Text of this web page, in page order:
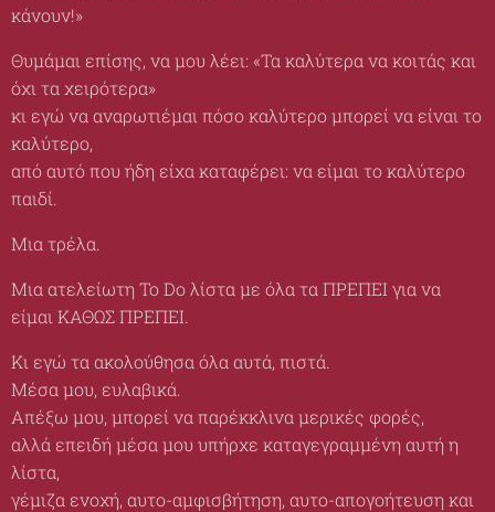
κάνουν!»
Θυμάμαι επίσης, να μου λέει: «Τα καλύτερα να κοιτάς και
όχι τα χειρότερα»
κι εγώ να αναρωτιέμαι πόσο καλύτερο μπορεί να είναι το
καλύτερο,
από αυτό που ήδη είχα καταφέρει: να είμαι το καλύτερο
παιδί.
Μια τρέλα.
Μια ατελείωτη To Do λίστα με όλα τα ΠΡΕΠΕΙ για να
είμαι ΚΑΘΩΣ ΠΡΕΠΕΙ.
Κι εγώ τα ακολούθησα όλα αυτά, πιστά.
Μέσα μου, ευλαβικά.
Απέξω μου, μπορεί να παρέκκλινα μερικές φορές,
αλλά επειδή μέσα μου υπήρχε καταγεγραμμένη αυτή η
λίστα,
γέμιζα ενοχή, αυτο-αμφισβήτηση, αυτο-απογοήτευση και